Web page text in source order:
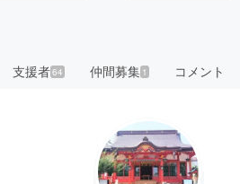
支援者64 仲間募集 1 コメント